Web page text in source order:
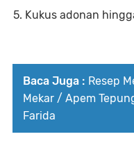
Kukus adonan
Baca Juga : Resep
Mekar / Apem
Farida